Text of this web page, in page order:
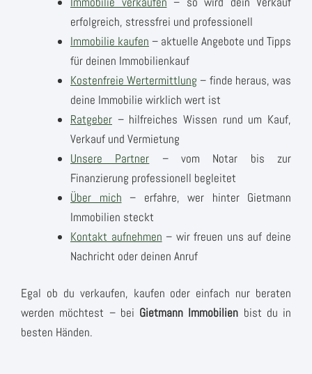
erfolgreich, stressfrei und professionell
Immobilie kaufen – aktuelle Angebote und Tipps
für deinen Immobilienkauf
Kostenfreie Wertermittlung – finde heraus, was
deine Immobilie wirklich wert ist
Ratgeber – hilfreiches Wissen rund um Kauf,
Verkauf und Vermietung
Unsere Partner – vom Notar bis zur
Finanzierung professionell begleitet
Über mich – erfahre, wer hinter Gietmann
Immobilien steckt
Kontakt aufnehmen – wir freuen uns auf deine
Nachricht oder deinen Anruf
Egal ob du verkaufen, kaufen oder einfach nur beraten
werden möchtest – bei Gietmann Immobilien bist du in
besten Händen.